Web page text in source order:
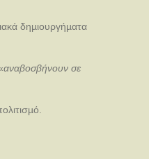
δηµιουργήµατα
αναβοσβήνουν σε